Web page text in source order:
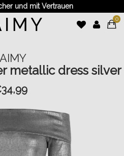
und mit Vertrauen
0
metallic dress silver